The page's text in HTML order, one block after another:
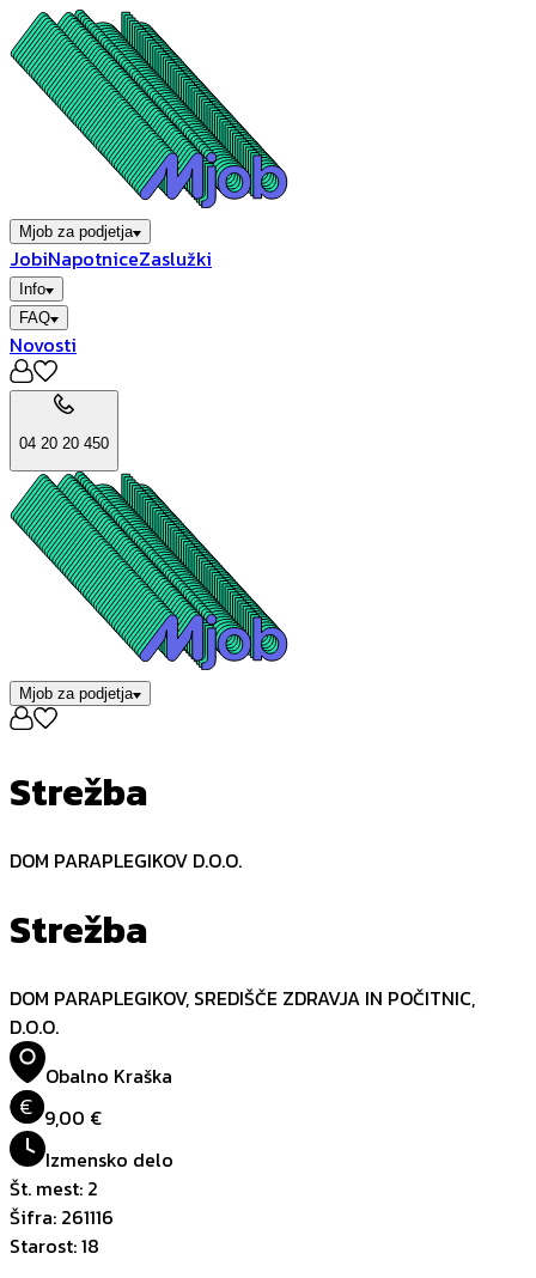
Mjob za podjetja
JobiNapotniceZaslužki
Info
FAQ
Novosti
04 20 20 450
Mjob za podjetja
Strežba
DOM PARAPLEGIKOV D.O.O.
Strežba
DOM PARAPLEGIKOV, SREDIŠČE ZDRAVJA IN POČITNIC,
D.O.O.
Obalno Kraška
€ 9,00 €
Izmensko delo
Št. mest: 2
Šifra: 261116
Starost:18